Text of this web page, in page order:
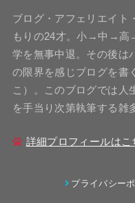
ブログ・アフェリエイト
もりの24才。小→中→高
学を無事中退。その後
の限界を感じブログを書
こ）。このブログでは人
を手当り次第執筆する雑
詳細プロフィールはこ
プライバシー